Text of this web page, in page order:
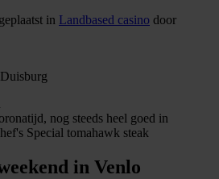
geplaatst in Landbased casino door
nog steeds heel goed in
Special tomahawk steak
in Venlo